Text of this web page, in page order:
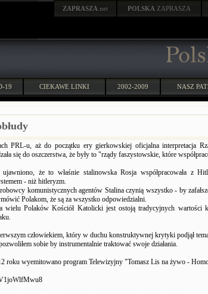
ZAPRASZA .net POLSKA ZAPRASZA
19 CIEKAWE LINKI 2002-2009 NASZ
PRL-u, aż do początku ery gierkowskiej oficjalna interpretacja
się do oszczerstwa, że były to "rządy faszystowskie, które
że to właśnie stalinowska Rosja współpracowała z
- niż hitleryzm.
komunistycznych agentów Stalina czynią wszystko - by
Polakom, że są za wszystko odpowiedzialni.
wielu Polaków Kościół Katolicki jest ostoją tradycyjnych wartości
człowiekiem, który w duchu konstruktywnej krytyki podjął
sobie by instrumentalnie traktować swoje działania.
roku wyemitowano program Telewizyjny "Tomasz Lis na żywo -